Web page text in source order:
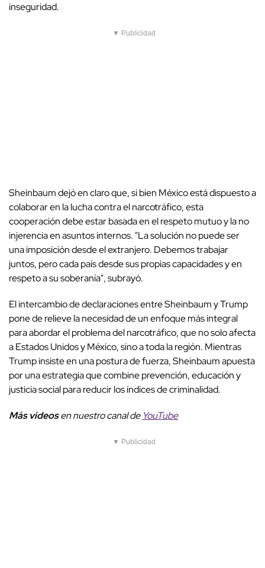
inseguridad.
▼ Publicidad
Sheinbaum dejó en claro que, si bien México está dispuesto a
colaborar en la lucha contra el narcotráfico, esta
cooperación debe estar basada en el respeto mutuo y la no
injerencia en asuntos internos. "La solución no puede ser
una imposición desde el extranjero. Debemos trabajar
juntos, pero cada país desde sus propias capacidades y en
respeto a su soberanía", subrayó.
El intercambio de declaraciones entre Sheinbaum y Trump
pone de relieve la necesidad de un enfoque más integral
para abordar el problema del narcotráfico, que no solo afecta
a Estados Unidos y México, sino a toda la región. Mientras
Trump insiste en una postura de fuerza, Sheinbaum apuesta
por una estrategia que combine prevención, educación y
justicia social para reducir los índices de criminalidad.
Más videosen nuestro canal de YouTube
▼ Publicidad